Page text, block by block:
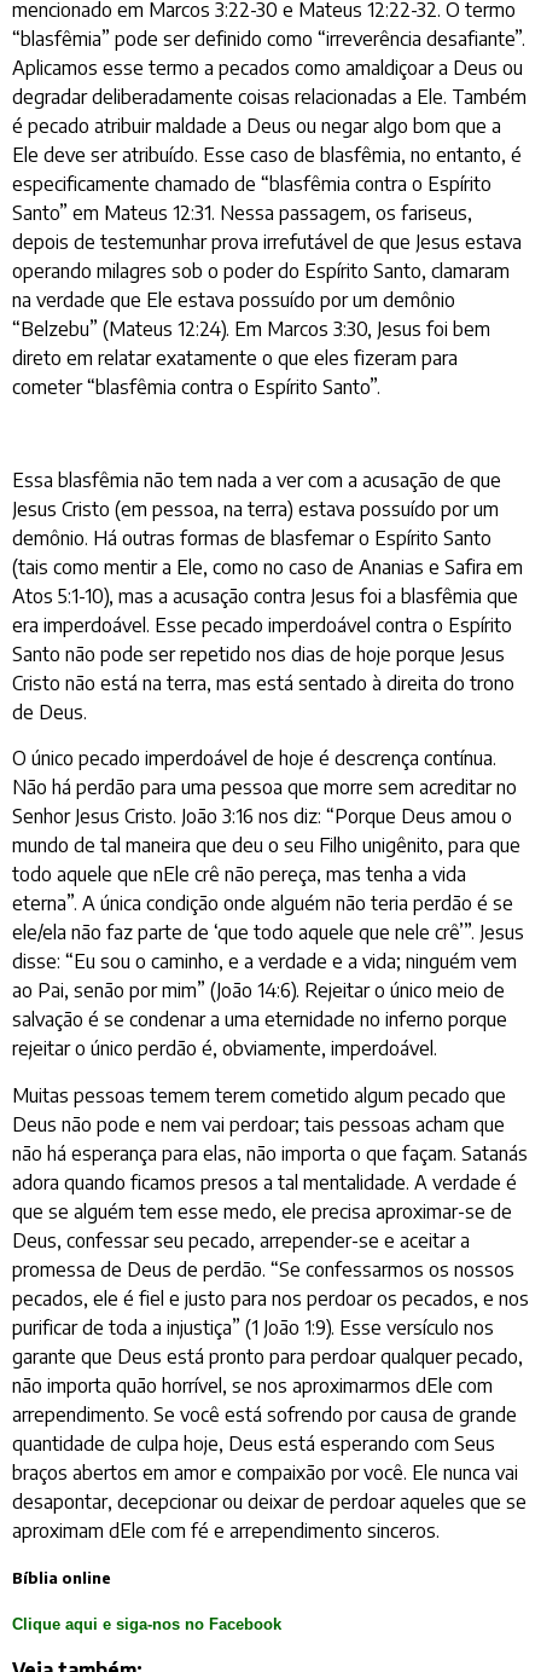
mencionado em Marcos 3:22-30 e Mateus 12:22-32. O termo
“blasfêmia” pode ser definido como “irreverência desafiante”.
Aplicamos esse termo a pecados como amaldiçoar a Deus ou
degradar deliberadamente coisas relacionadas a Ele. Também
é pecado atribuir maldade a Deus ou negar algo bom que a
Ele deve ser atribuído. Esse caso de blasfêmia, no entanto, é
especificamente chamado de “blasfêmia contra o Espírito
Santo” em Mateus 12:31. Nessa passagem, os fariseus,
depois de testemunhar prova irrefutável de que Jesus estava
operando milagres sob o poder do Espírito Santo, clamaram
na verdade que Ele estava possuído por um demônio
“Belzebu” (Mateus 12:24). Em Marcos 3:30, Jesus foi bem
direto em relatar exatamente o que eles fizeram para
cometer “blasfêmia contra o Espírito Santo”.
Essa blasfêmia não tem nada a ver com a acusação de que
Jesus Cristo (em pessoa, na terra) estava possuído por um
demônio. Há outras formas de blasfemar o Espírito Santo
(tais como mentir a Ele, como no caso de Ananias e Safira em
Atos 5:1-10), mas a acusação contra Jesus foi a blasfêmia que
era imperdoável. Esse pecado imperdoável contra o Espírito
Santo não pode ser repetido nos dias de hoje porque Jesus
Cristo não está na terra, mas está sentado à direita do trono
de Deus.
O único pecado imperdoável de hoje é descrença contínua.
Não há perdão para uma pessoa que morre sem acreditar no
Senhor Jesus Cristo. João 3:16 nos diz: “Porque Deus amou o
mundo de tal maneira que deu o seu Filho unigênito, para que
todo aquele que nEle crê não pereça, mas tenha a vida
eterna”. A única condição onde alguém não teria perdão é se
ele/ela não faz parte de ‘que todo aquele que nele crê’”. Jesus
disse: “Eu sou o caminho, e a verdade e a vida; ninguém vem
ao Pai, senão por mim” (João 14:6). Rejeitar o único meio de
salvação é se condenar a uma eternidade no inferno porque
rejeitar o único perdão é, obviamente, imperdoável.
Muitas pessoas temem terem cometido algum pecado que
Deus não pode e nem vai perdoar; tais pessoas acham que
não há esperança para elas, não importa o que façam. Satanás
adora quando ficamos presos a tal mentalidade. A verdade é
que se alguém tem esse medo, ele precisa aproximar-se de
Deus, confessar seu pecado, arrepender-se e aceitar a
promessa de Deus de perdão. “Se confessarmos os nossos
pecados, ele é fiel e justo para nos perdoar os pecados, e nos
purificar de toda a injustiça” (1 João 1:9). Esse versículo nos
garante que Deus está pronto para perdoar qualquer pecado,
não importa quão horrível, se nos aproximarmos dEle com
arrependimento. Se você está sofrendo por causa de grande
quantidade de culpa hoje, Deus está esperando com Seus
braços abertos em amor e compaixão por você. Ele nunca vai
desapontar, decepcionar ou deixar de perdoar aqueles que se
aproximam dEle com fé e arrependimento sinceros.
Bíblia online
Clique aqui e siga-nos no Facebook